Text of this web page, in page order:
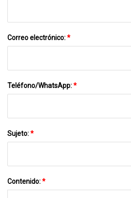
Correo electrónico:*
Teléfono/WhatsApp:*
Sujeto:*
Contenido:*